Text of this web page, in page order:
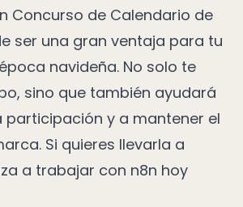
Concurso de Calendario de
ser una gran ventaja para tu
navideña. No solo te
sino que también ayudará
participación y a mantener el
Si quieres llevarla a
a trabajar con n8n hoy